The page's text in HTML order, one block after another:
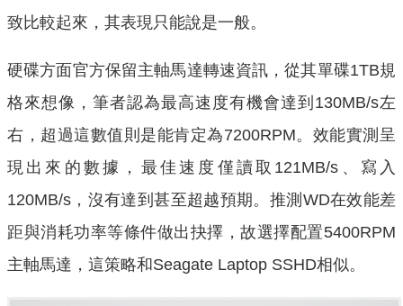
致比較起來，其表現只能說是一般。
硬碟方面官方保留主軸馬達轉速資訊，從其單碟1TB規
格來想像，筆者認為最高速度有機會達到130MB/s左
右，超過這數值則是能肯定為7200RPM。效能實測呈
現出來的數據，最佳速度僅讀取121MB/s、寫入
120MB/s，沒有達到甚至超越預期。推測WD在效能差
距與消耗功率等條件做出抉擇，故選擇配置5400RPM
主軸馬達，這策略和Seagate Laptop SSHD相似。